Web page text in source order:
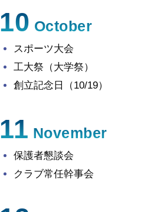
10 October
スポーツ大会
工大祭（大学祭）
創立記念日（10/19）
11 November
保護者懇談会
クラブ常任幹事会